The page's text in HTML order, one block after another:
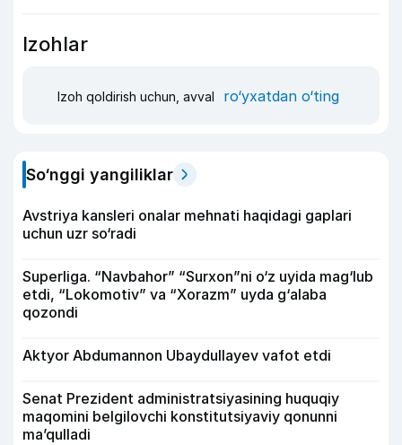
Izohlar
Izoh qoldirish uchun, avval ro‘yxatdan o‘ting
So‘nggi yangiliklar
Avstriya kansleri onalar mehnati haqidagi gaplari
uchun uzr so‘radi
Superliga. “Navbahor” “Surxon”ni o‘z uyida mag‘lub
etdi, “Lokomotiv” va “Xorazm” uyda g‘alaba
qozondi
Aktyor Abdu­mannon Ubaydullayev vafot etdi
Senat Prezident administratsiyasining huquqiy
maqomini belgilovchi konstitutsiyaviy qonunni
ma’qulladi